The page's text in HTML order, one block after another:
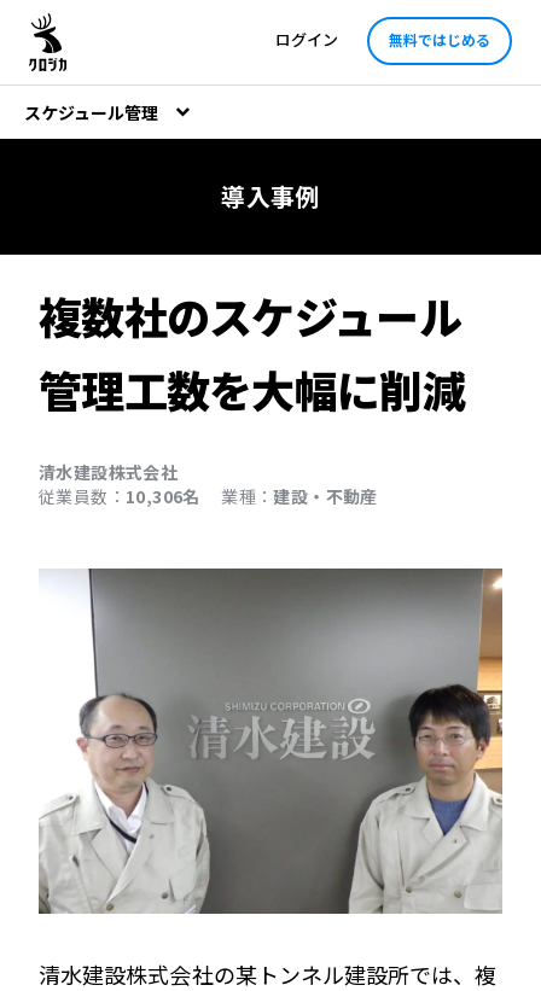
ログイン 無料ではじめる
スケジュール管理
導入事例
複数社のスケジュール
管理工数を大幅に削減
清水建設株式会社
従業員数： 10,306名 業種：建設・不動産
清水建設株式会社の某トンネル建設所では、複